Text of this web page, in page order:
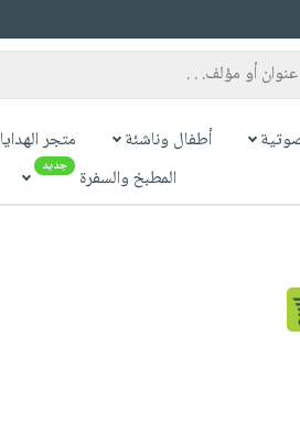
أطفال وناشئة متجر الهدايا
المطبخ والسفرة جديد